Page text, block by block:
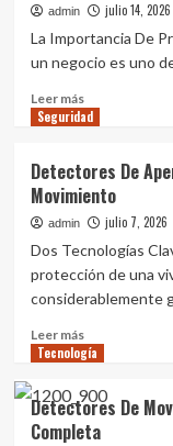
Debe
Tener
Una
Comercial
admin julio 14, 2026
La Importancia De
un negocio es uno
Leer másLeer
más
Reforzar
La
Entrada
Negocio
Seguridad
Detectores De
Movimiento
admin julio 7, 2026
Dos Tecnologías
protección de una
considerablemente
Leer másLeer
más
Detectores
De
Apertura
Tecnología
Detectores De
Completa